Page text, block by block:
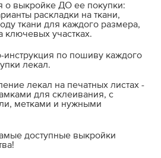
о выкройке ДО ее покупки:
раскладки на ткани,
ткани для каждого размера,
ключевых участках.
инструкция по пошиву каждого
лекал.
лекал на печатных листах -
для склеивания, с
метками и нужными
доступные выкройки